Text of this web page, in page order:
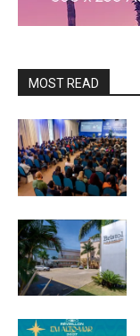
MOST READ